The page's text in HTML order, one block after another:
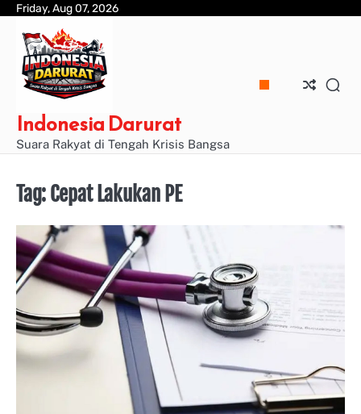
Skip
content
Friday, Aug 07, 2026
Indonesia Darurat
Suara Rakyat di Tengah Krisis Bangsa
Tag:Cepat Lakukan PE